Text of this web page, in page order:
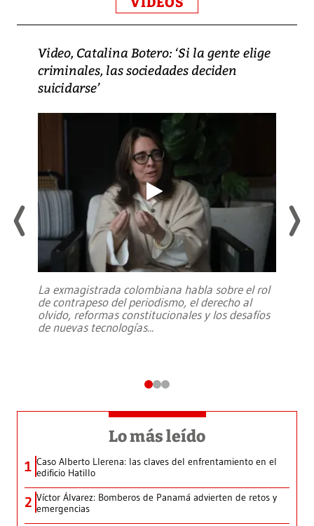
Video, Catalina Botero: ‘Si la gente elige
criminales, las sociedades deciden
suicidarse’
La exmagistrada colombiana habla sobre el rol
de contrapeso del periodismo, el derecho al
olvido, reformas constitucionales y los desafíos
de nuevas tecnologías...
Lo más leído
1 Caso Alberto Llerena: las claves del enfrentamiento en el
edificio Hatillo
2 Víctor Álvarez: Bomberos de Panamá advierten de retos y
emergencias